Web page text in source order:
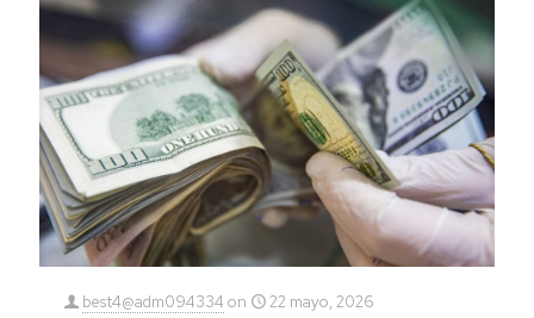
best4@adm094334 on 22 mayo, 2026